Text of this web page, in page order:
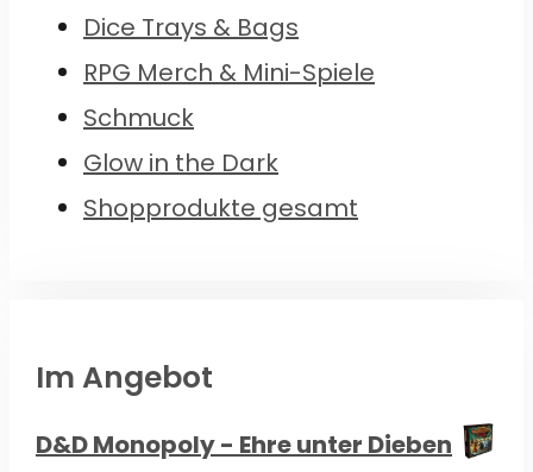
Dice Trays & Bags
RPG Merch & Mini-Spiele
Schmuck
Glow in the Dark
Shopprodukte gesamt
Im Angebot
D&D Monopoly - Ehre unter Dieben